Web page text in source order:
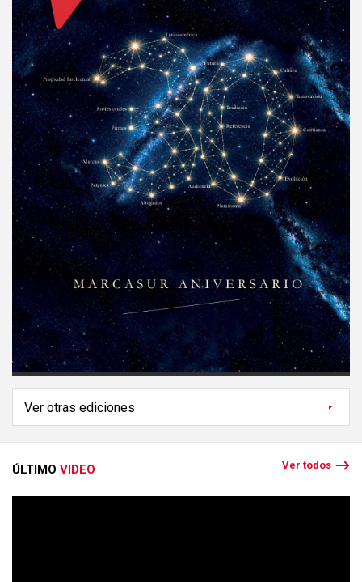
ÚLTIMO VIDEO Ver todos